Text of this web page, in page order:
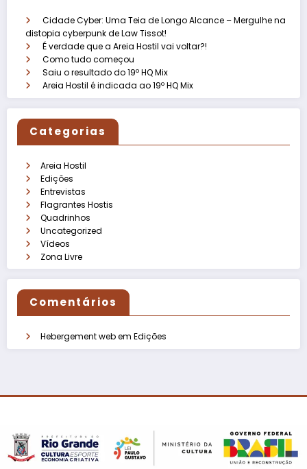
Cidade Cyber: Uma Teia de Longo Alcance – Mergulhe na
distopia cyberpunk de Law Tissot!
É verdade que a Areia Hostil vai voltar?!
Como tudo começou
Saiu o resultado do 19º HQ Mix
Areia Hostil é indicada ao 19º HQ Mix
Categorias
Areia Hostil
Edições
Entrevistas
Flagrantes Hostis
Quadrinhos
Uncategorized
Vídeos
Zona Livre
Comentários
Hebergement webem Edições